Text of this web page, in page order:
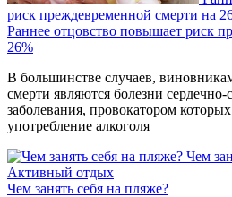
риск преждевременной смерти на
Раннее отцовство повышает риск
26%
В большинстве случаев,
смерти являются болезни
заболевания, провокатором
употребление алкоголя
Чем
Активный отдых
Чем занять себя на пляже?